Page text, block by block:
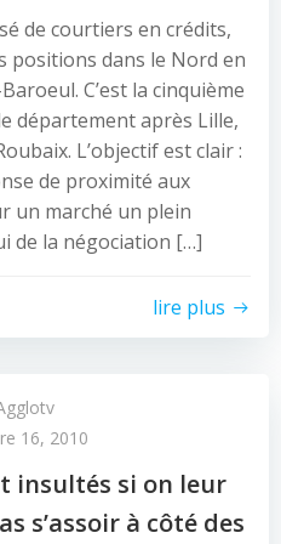
de courtiers en crédits,
positions dans le Nord en
C’est la cinquième
département après Lille,
L’objectif est clair :
de proximité aux
un marché un plein
de la négociation […]
lire plus
16, 2010
insultés si on leur
s’assoir à côté des